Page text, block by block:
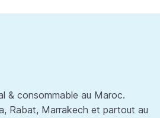
& consommable au Maroc.
Rabat, Marrakech et partout au